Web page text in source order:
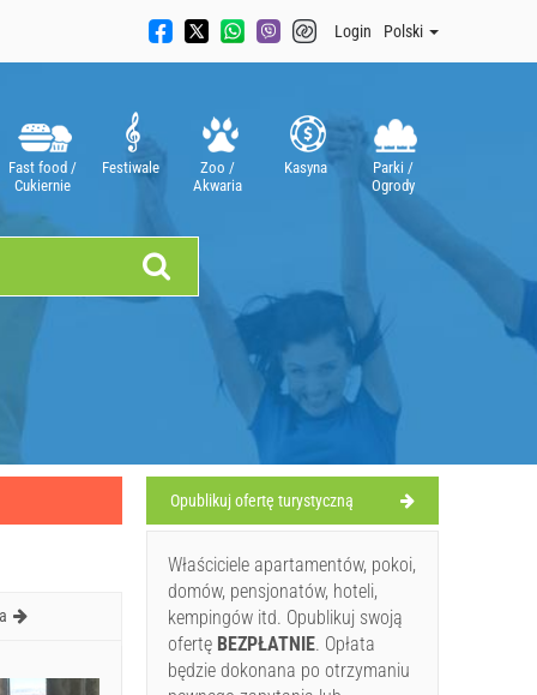
Login Polski
Fast food /
Cukiernie
Festiwale
Zoo /
Akwaria
Kasyna
Parki /
Ogrody
Opublikuj ofertę turystyczną
Właściciele apartamentów, pokoi,
domów, pensjonatów, hoteli,
kempingów itd. Opublikuj swoją
ofertę BEZPŁATNIE. Opłata
będzie dokonana po otrzymaniu